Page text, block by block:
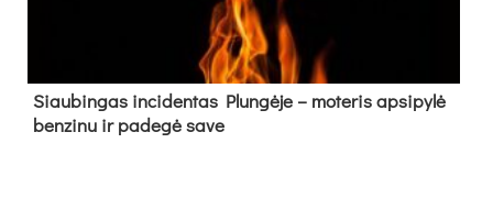
Siau­bin­gas in­ci­den­tas Plun­gė­je – mo­te­ris ap­si­py­lė
ben­zi­nu ir pa­de­gė sa­ve